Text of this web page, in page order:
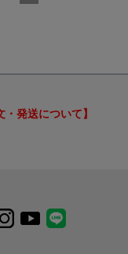
発送について】